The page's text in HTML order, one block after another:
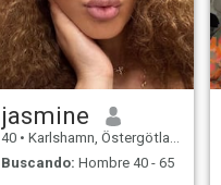
jasmine
40 • Karlshamn, Östergötland, Suecia
Buscando: Hombre 40 - 65